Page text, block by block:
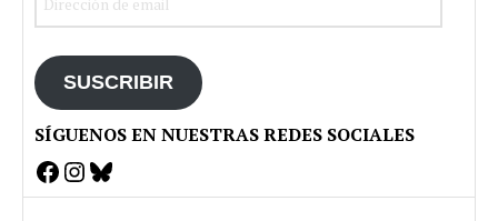
SUSCRIBIR
SÍGUENOS EN NUESTRAS REDES SOCIALES
Facebook
Instagram
Bluesky